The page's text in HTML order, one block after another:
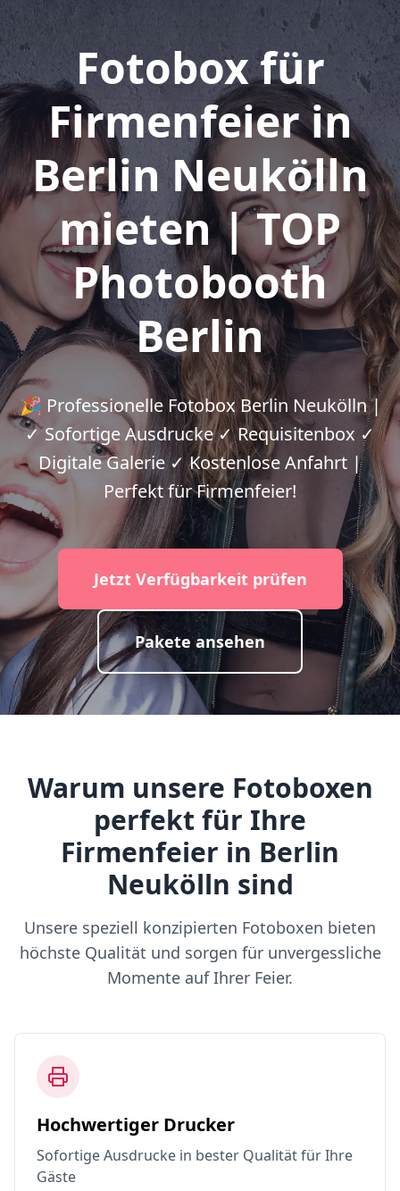
Fotobox für
Firmenfeier in
Berlin Neukölln
mieten | TOP
Photobooth
Berlin
🎉 Professionelle Fotobox Berlin Neukölln |
✓ Sofortige Ausdrucke ✓ Requisitenbox ✓
Digitale Galerie ✓ Kostenlose Anfahrt |
Perfekt für Firmenfeier!
Jetzt Verfügbarkeit prüfen
Pakete ansehen
Warum unsere Fotoboxen
perfekt für Ihre
Firmenfeier in Berlin
Neukölln sind
Unsere speziell konzipierten Fotoboxen bieten
höchste Qualität und sorgen für unvergessliche
Momente auf Ihrer Feier.
Hochwertiger Drucker
Sofortige Ausdrucke in bester Qualität für Ihre
Gäste